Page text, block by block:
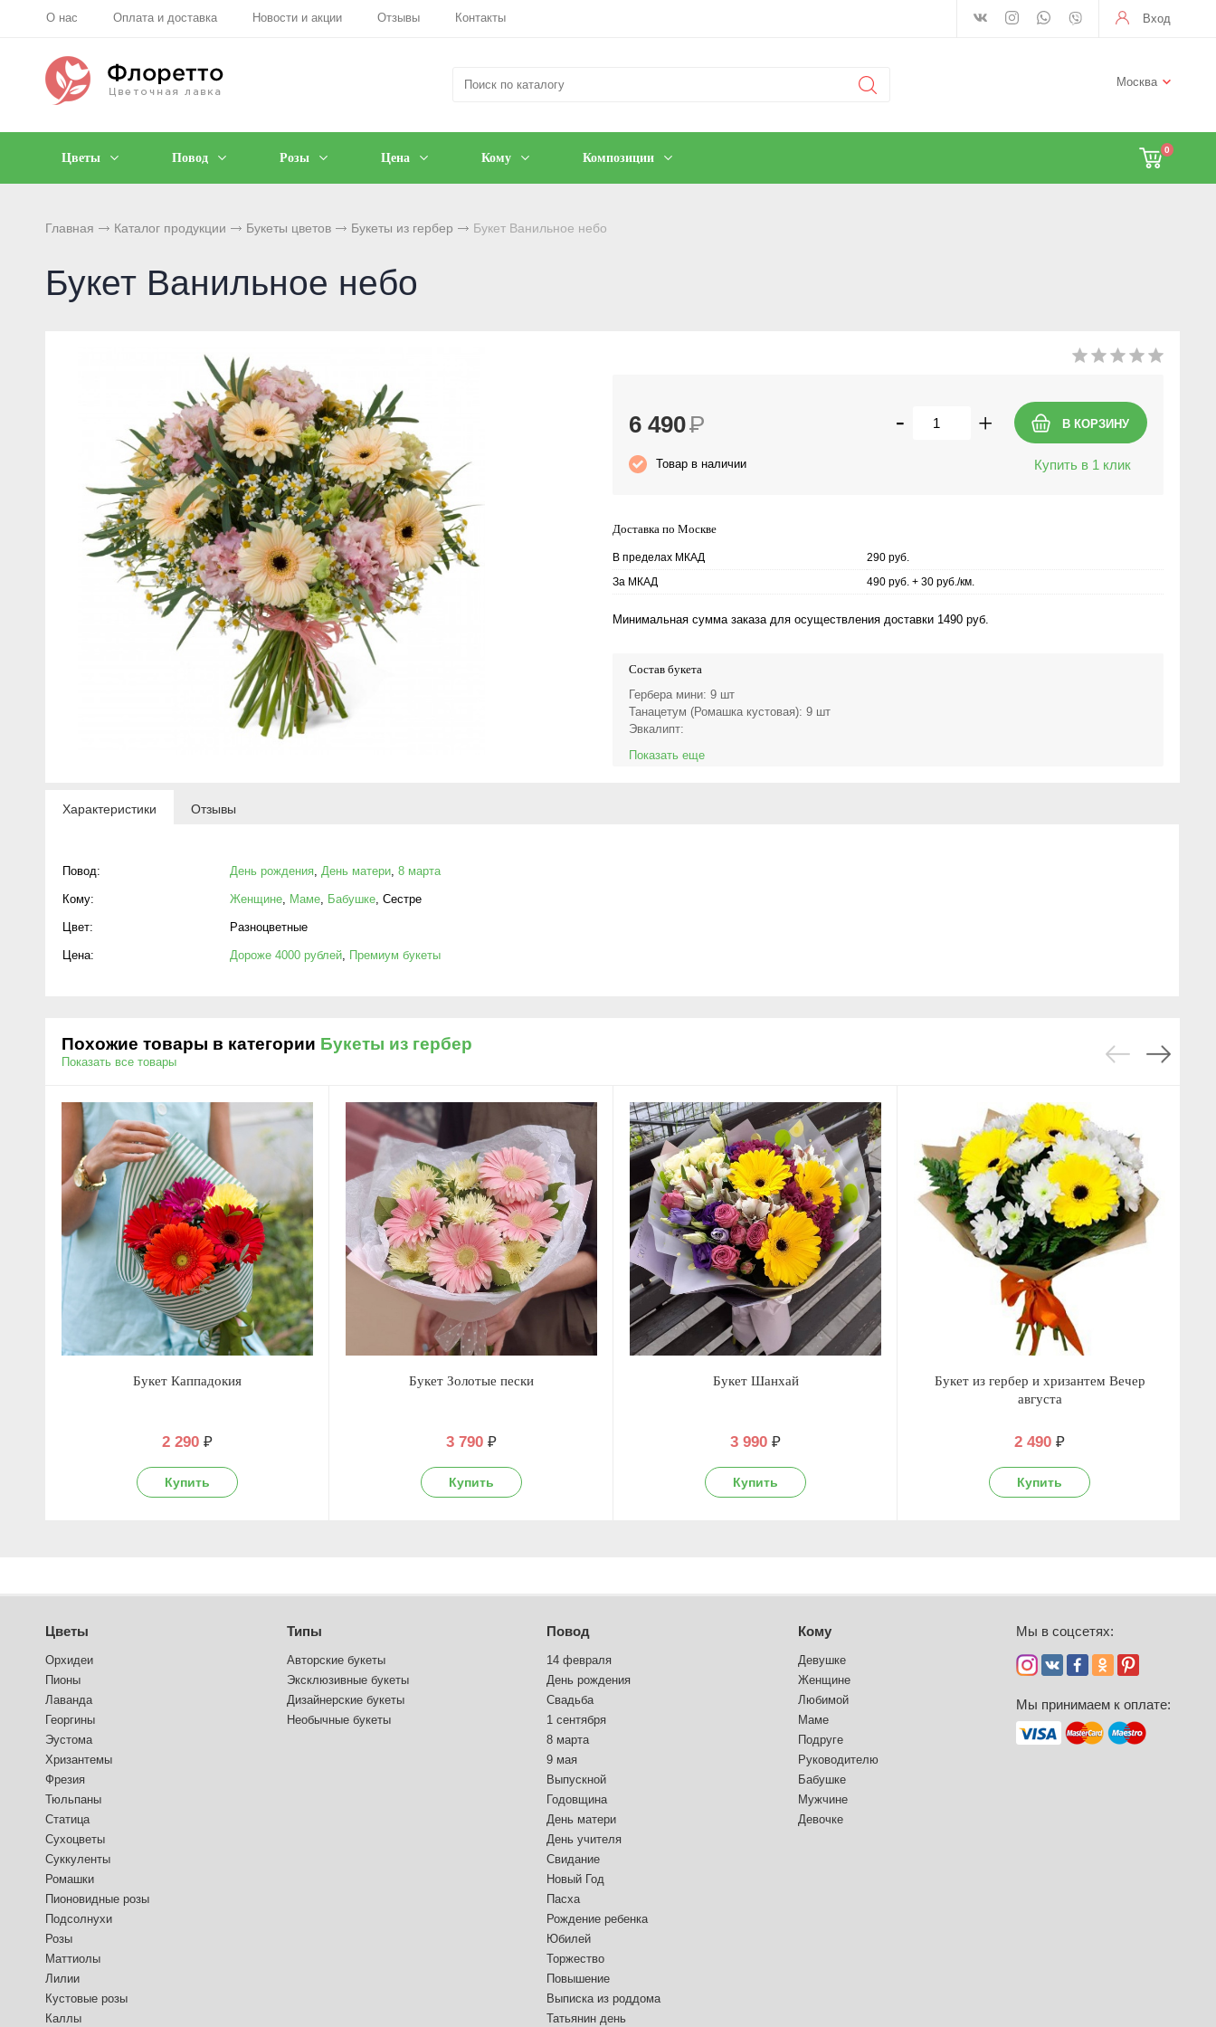
О нас Оплата и доставка Новости и акции Отзывы Контакты Вход
Москва
0
Цветы Повод Розы Цена Кому Композиции
Главная Каталог продукции Букеты цветов Букеты из гербер Букет Ванильное небо
Букет Ванильное небо
- +
Купить в 1 клик
6 490Р
Товар в наличии
Доставка по Москве
В пределах МКАД
290 руб.
За МКАД
490 руб. + 30 руб./км.
Минимальная сумма заказа для осуществления доставки 1490 руб.
Состав букета
Гербера мини: 9 шт
Танацетум (Ромашка кустовая): 9 шт
Эвкалипт:
Показать еще
Характеристики Отзывы
Повод: День рождения, День матери, 8 марта
Кому: Женщине, Маме, Бабушке, Сестре
Цвет: Разноцветные
Цена: Дороже 4000 рублей, Премиум букеты
Похожие товары в категории Букеты из гербер
Показать все товары
Букет Каппадокия
2 290 ₽
Букет Золотые пески
3 790 ₽
Букет Шанхай
3 990 ₽
Букет из гербер и хризантем Вечер
августа
2 490 ₽
Цветы
Орхидеи
Пионы
Лаванда
Георгины
Эустома
Хризантемы
Фрезия
Тюльпаны
Статица
Сухоцветы
Суккуленты
Ромашки
Пионовидные розы
Подсолнухи
Розы
Маттиолы
Лилии
Кустовые розы
Каллы
Типы
Авторские букеты
Эксклюзивные букеты
Дизайнерские букеты
Необычные букеты
Повод
14 февраля
День рождения
Свадьба
1 сентября
8 марта
9 мая
Выпускной
Годовщина
День матери
День учителя
Свидание
Новый Год
Пасха
Рождение ребенка
Юбилей
Торжество
Повышение
Выписка из роддома
Татьянин день
Кому
Девушке
Женщине
Любимой
Маме
Подруге
Руководителю
Бабушке
Мужчине
Девочке
Мы в соцсетях:
Мы принимаем к оплате: